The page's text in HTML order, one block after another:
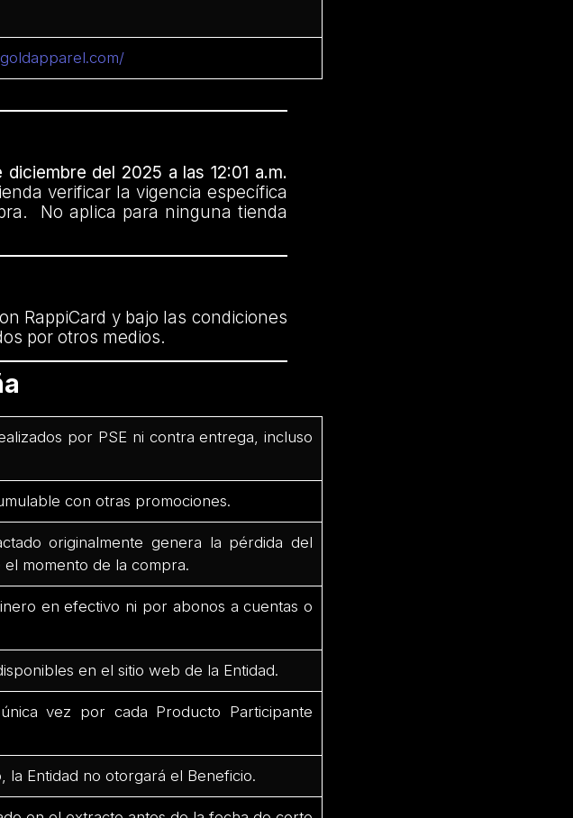
del 2025 a las 12:01 a.m.
verificar la vigencia específica
No aplica para ninguna tienda
RappiCard y bajo las condiciones
por otros medios.
por PSE ni contra entrega, incluso
con otras promociones.
originalmente genera la pérdida del
momento de la compra.
en efectivo ni por abonos a cuentas o
en el sitio web de la Entidad.
vez por cada Producto Participante
Entidad no otorgará el Beneficio.